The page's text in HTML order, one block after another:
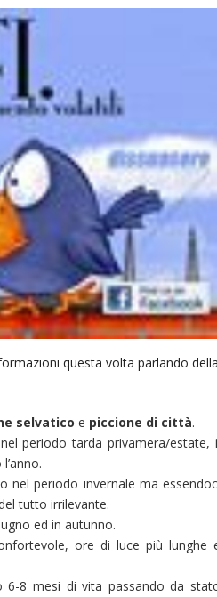
questa volta parlando della
selvatico e piccione di città.
periodo tarda privamera/estate,
nel periodo invernale ma
tutto irrilevante.
ed in autunno.
ore di luce più lunghe
6-8 mesi di vita passando da